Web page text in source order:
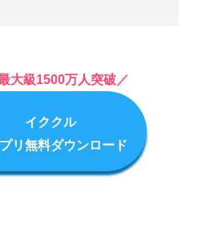
大級1500万人突破／
イククル
リ無料ダウンロード